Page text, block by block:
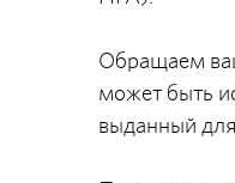
Обращаем
может быть
выданный